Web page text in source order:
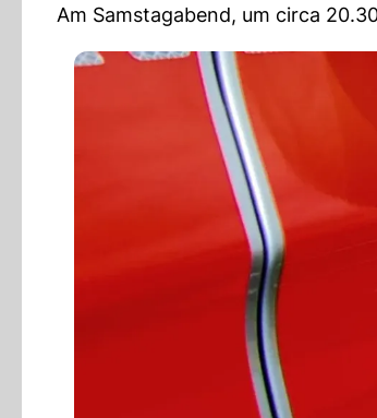
Am Samstagabend, um circa